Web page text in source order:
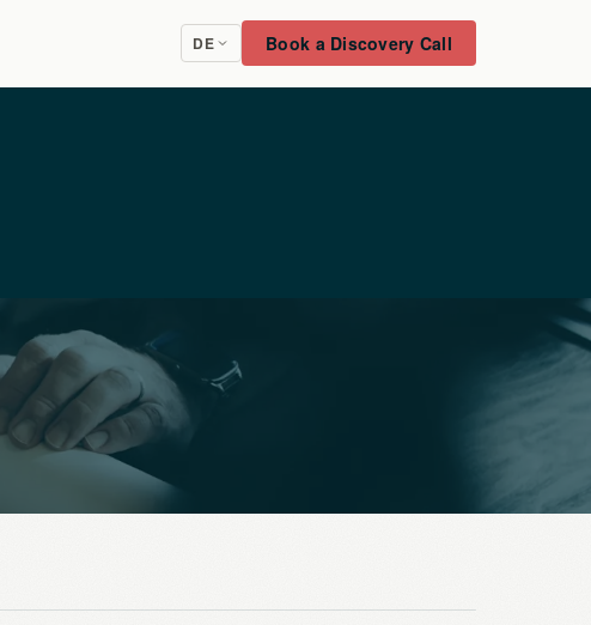
DE Book a Discovery Call